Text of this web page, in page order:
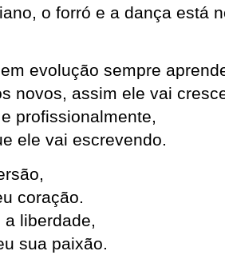
o forró e a dança está
evolução sempre
novos, assim ele vai
profissionalmente,
ele vai escrevendo.
coração.
a liberdade,
sua paixão.